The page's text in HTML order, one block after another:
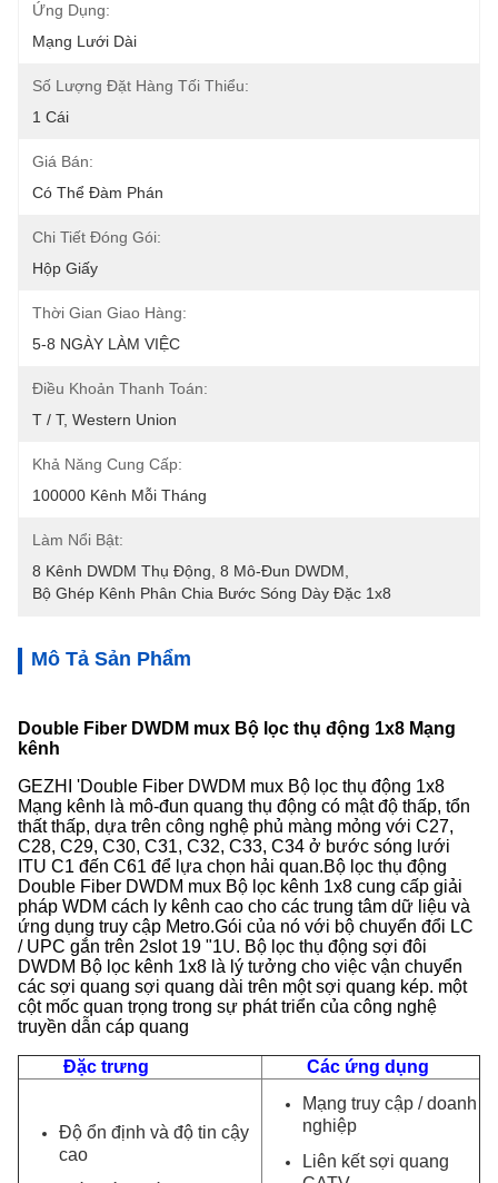
Ứng Dụng:
Mạng Lưới Dài
Số Lượng Đặt Hàng Tối Thiểu:
1 Cái
Giá Bán:
Có Thể Đàm Phán
Chi Tiết Đóng Gói:
Hộp Giấy
Thời Gian Giao Hàng:
5-8 NGÀY LÀM VIỆC
Điều Khoản Thanh Toán:
T / T, Western Union
Khả Năng Cung Cấp:
100000 Kênh Mỗi Tháng
Làm Nổi Bật:
8 Kênh DWDM Thụ Động 8 Mô-Đun DWDM
Bộ Ghép Kênh Phân Chia Bước Sóng Dày Đặc 1x8
Mô Tả Sản Phẩm
Double Fiber DWDM mux Bộ lọc thụ động 1x8 Mạng
kênh
GEZHI 'Double Fiber DWDM mux Bộ lọc thụ động 1x8
Mạng kênh là mô-đun quang thụ động có mật độ thấp, tổn
thất thấp, dựa trên công nghệ phủ màng mỏng với C27,
C28, C29, C30, C31, C32, C33, C34 ở bước sóng lưới
ITU C1 đến C61 để lựa chọn hải quan.Bộ lọc thụ động
Double Fiber DWDM mux Bộ lọc kênh 1x8 cung cấp giải
pháp WDM cách ly kênh cao cho các trung tâm dữ liệu và
ứng dụng truy cập Metro.Gói của nó với bộ chuyển đổi LC
/ UPC gắn trên 2slot 19 "1U. Bộ lọc thụ động sợi đôi
DWDM Bộ lọc kênh 1x8 là lý tưởng cho việc vận chuyển
các sợi quang sợi quang dài trên một sợi quang kép. một
cột mốc quan trọng trong sự phát triển của công nghệ
truyền dẫn cáp quang
Đặc trưng Các ứng dụng
Độ ổn định và độ tin cậy
cao
Mạng truy cập / doanh
nghiệp
Liên kết sợi quang